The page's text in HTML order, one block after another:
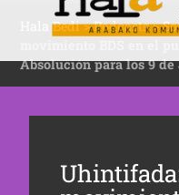
Hala Bedi>Podcasts>
Absolución para los 9